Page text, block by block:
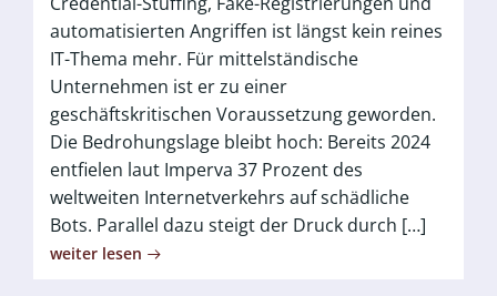
automatisierten Angriffen ist längst kein reines
IT-Thema mehr. Für mittelständische
Unternehmen ist er zu einer
geschäftskritischen Voraussetzung geworden.
Die Bedrohungslage bleibt hoch: Bereits 2024
entfielen laut Imperva 37 Prozent des
weltweiten Internetverkehrs auf schädliche
Bots. Parallel dazu steigt der Druck durch […]
weiter lesen